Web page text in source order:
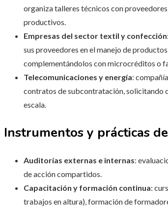
organiza talleres técnicos con
productivos.
Empresas del sector textil y confección
sus proveedores en el manejo de
complementándolos con microcréditos o
Telecomunicaciones y energía:
contratos de subcontratación, solicitando
escala.
Instrumentos y prácticas
Auditorías externas e internas:
de acción compartidos.
Capacitación y formación continua:
trabajos en altura), formación de